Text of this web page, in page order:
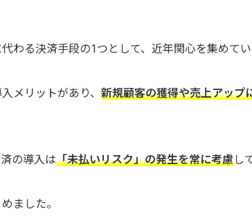
わる決済手段の1つとして、近年関心を集めてい
メリットがあり、 新規顧客の獲得や売上アップ
の導入は「未払いリスク」の発生を常に考慮し
ました。